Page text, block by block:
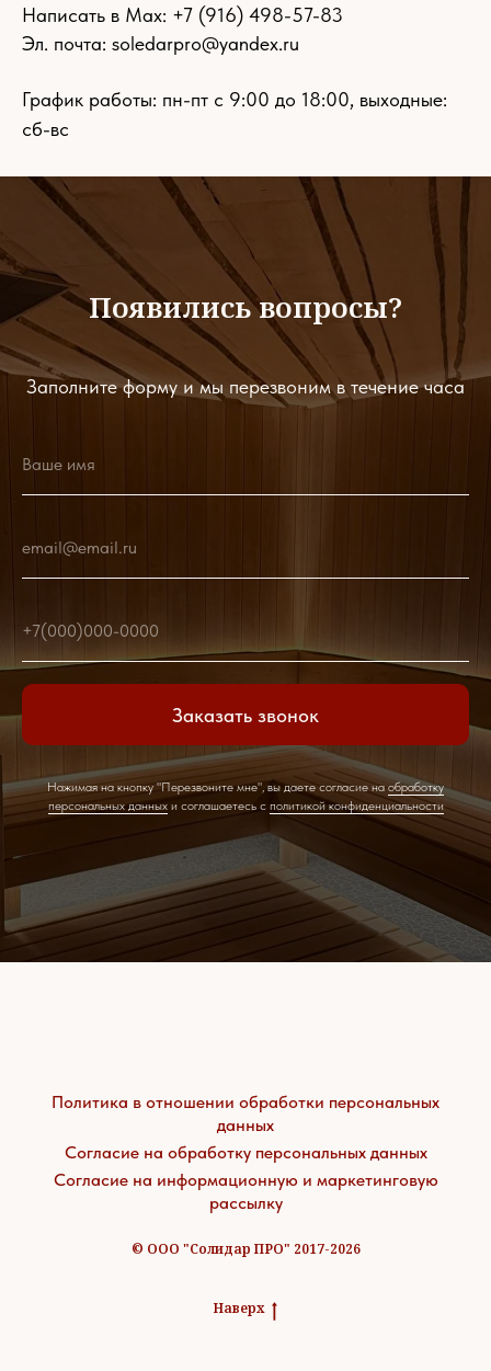
Написать в Max: +7 (916) 498-57-83
Эл. почта: soledarpro@yandex.ru
График работы: пн-пт с 9:00 до 18:00, выходные:
сб-вс
Появились вопросы?
Заполните форму и мы перезвоним в течение часа
Ваше имя
email@email.ru
+7(000)000-0000
Заказать звонок
Нажимая на кнопку "Перезвоните мне", вы даете согласие наобработку
персональных данныхи соглашаетесь c политикой конфиденциальности
Политика в отношении обработки персональных
данных
Согласие на обработку персональных данных
Согласие на информационную и маркетинговую
рассылку
© ООО "Солидар ПРО" 2017-2026
Наверх